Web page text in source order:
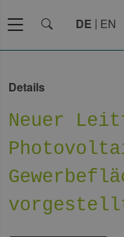
DE EN
Details
Neuer